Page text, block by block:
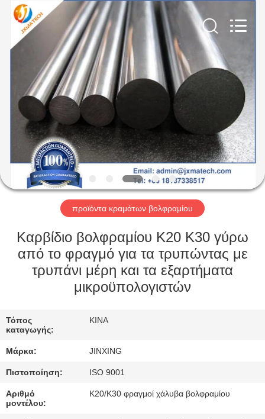
ΣΠΊΤΙ
ΠΡΟΪΌΝΤΑ
ΠΕΡΊΠΟΥ
ΕΜΕΊΣ
ΓΎΡΟΣ
ΕΡΓΟΣΤΑΣΊΩΝ
ΜΑΣ
ΕΛΆΤΕ
ΜΕ
ΕΙΔΉΣΕΙΣ
ΠΕΡΙΠΤΏΣΕΙΣ
Rights
Reserved.
Developed
ECER
προϊόντα κραμάτων βολφραμίου
Καρβίδιο βολφραμίου K20 K30 γύρω
από το φραγμό για τα τρυπώντας με
τρυπάνι μέρη και τα εξαρτήματα
μικροϋπολογιστών
Τόπος
καταγωγής:
ΚΙΝΑ
Μάρκα: JINXING
Πιστοποίηση: ISO 9001
Αριθμό
μοντέλου:
K20/K30 φραγμοί χάλυβα βολφραμίου